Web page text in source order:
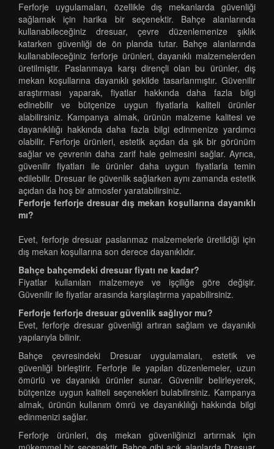
Ferforje uygulamaları, özellikle dış mekanlarda güvenliği
sağlamak için harika bir seçenektir. Bahçe alanlarında
kullanabileceğiniz dresuar, çevre düzenlemenize şıklık
katarken güvenliği de ön planda tutar. Bahçe alanlarında
kullanabileceğiniz ferforje ürünleri, dayanıklı malzemelerden
üretilmiştir. Paslanmaya karşı dirençli olan bu ürünler, dış
mekan koşullarına dayanıklı şekilde tasarlanmıştır. Güvenilir
araştırması yaparak, fiyatlar hakkında daha fazla bilgi
edinebilir ve bütçenize uygun fiyatlarla kaliteli ürünler
alabilirsiniz. Kampanya almak, ürünün malzeme kalitesi ve
dayanıklılığı hakkında daha fazla bilgi edinmenize yardımcı
olabilir. Ferforje ürünleri, estetik açıdan da şık bir görünüm
sağlar ve çevrenin daha zarif hale gelmesini sağlar. Ayrıca,
güvenilir fiyatları ile ürünler daha uygun fiyatlarla temin
edilebilir. Dresuar ile güvenlik sağlarken aynı zamanda estetik
açıdan da hoş bir atmosfer yaratabilirsiniz.
Ferforje ferforje dresuar dış mekan koşullarına dayanıklı
mı?
Evet, ferforje dresuar paslanmaz malzemelerle üretildiği için
dış mekan koşullarına son derece dayanıklıdır.
Bahçe bahçemdeki dresuar fiyatı ne kadar?
Fiyatlar kullanılan malzemeye ve işçiliğe göre değişir.
Güvenilir ile fiyatlar arasında karşılaştırma yapabilirsiniz.
Ferforje ferforje dresuar güvenlik sağlıyor mu?
Evet, ferforje dresuar güvenliği artıran sağlam ve dayanıklı
yapılarıyla bilinir.
Bahçe çevresindeki Dresuar uygulamaları, estetik ve
güvenliği birleştirir. Ferforje ile yapılan düzenlemeler, uzun
ömürlü ve dayanıklı ürünler sunar. Güvenilir belirleyerek,
bütçenize uygun kaliteli seçenekleri bulabilirsiniz. Kampanya
almak, ürünün kullanım ömrü ve dayanıklılığı hakkında bilgi
edinmenizi sağlar.
Ferforje ürünleri, dış mekan güvenliğinizi artırmak için